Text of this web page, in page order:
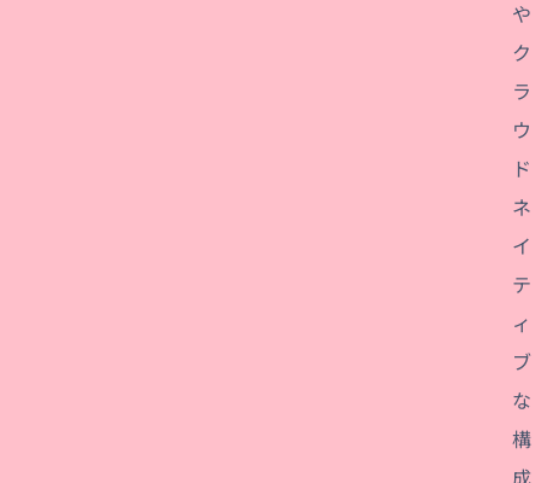
や
ク
ラ
ウ
ド
ネ
イ
テ
ィ
ブ
な
構
成